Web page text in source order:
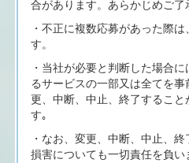
合があります。あらかじめご了
・不正に複数応募があった際
す。
・当社が必要と判断した場合
るサービスの一部又は全てを
更、中断、中止、終了するこ
す｡
・なお、変更、中断、中止、
損害についても一切責任を負い